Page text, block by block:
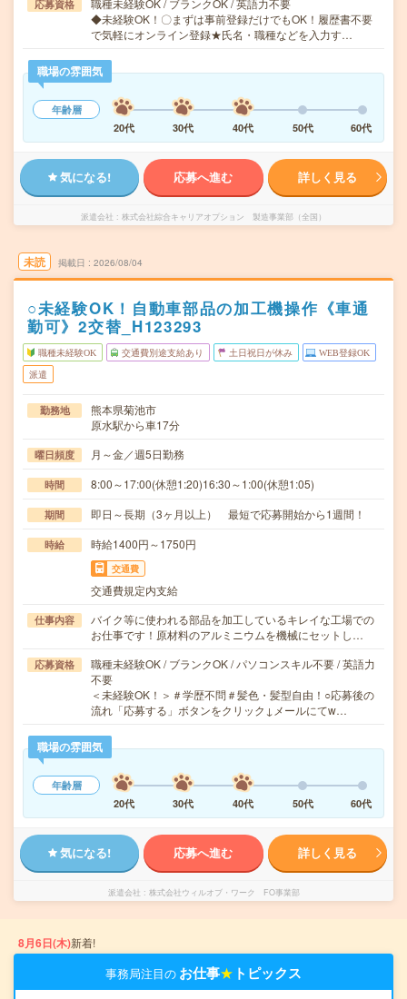
応募資格
職種未経験OK / ブランクOK / 英語力不要
◆未経験OK！〇まずは事前登録だけでもOK！履歴書不要
で気軽にオンライン登録★氏名・職種などを入力す…
職場の雰囲気
年齢層
20代
30代 40代 50代 60代
気になる! 応募へ進む 詳しく見る
派遣会社 株式会社綜合キャリアオプション 製造事業部（全国）
未読 掲載日 2026/08/04
○未経験OK！自動車部品の加工機操作《車通
勤可》2交替_H123293
職種未経験OK 交通費別途支給あり 土日祝日が休み WEB登録OK
派遣
勤務地
熊本県菊池市
原水駅から車17分
曜日頻度 月～金／週5日勤務
時間 8:00～17:00(休憩1:20)16:30～1:00(休憩1:05)
期間 即日～長期（3ヶ月以上） 最短で応募開始から1週間！
時給 時給1400円～1750円
交通費
交通費規定内支給
仕事内容
バイク等に使われる部品を加工しているキレイな工場での
お仕事です！原材料のアルミニウムを機械にセットし…
応募資格
職種未経験OK / ブランクOK / パソコンスキル不要 / 英語力
不要
＜未経験OK！＞＃学歴不問＃髪色・髪型自由！○応募後の
流れ「応募する」ボタンをクリック↓メールにてw…
職場の雰囲気
年齢層
20代
30代 40代 50代 60代
気になる! 応募へ進む 詳しく見る
派遣会社 株式会社ウィルオブ・ワーク FO事業部
8月6日(木)新着!
事務局注目の お仕事★ トピックス